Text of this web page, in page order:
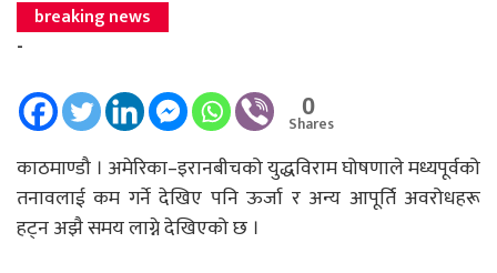
breaking news
-
0
Shares
काठमाण्डौ । अमेरिका–इरानबीचको युद्धविराम घोषणाले मध्यपूर्वको
तनावलाई कम गर्ने देखिए पनि ऊर्जा र अन्य आपूर्ति अवरोधहरू
हट्न अझै समय लाग्ने देखिएको छ ।